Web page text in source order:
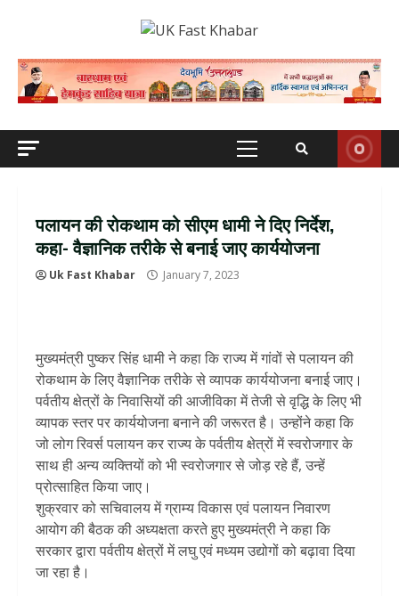
Primary
पलायन की रोकथाम को सीएम धामी ने दिए निर्देश,
कहा- वैज्ञानिक तरीके से बनाई जाए कार्ययोजना
Uk Fast Khabar January 7, 2023
मुख्यमंत्री पुष्कर सिंह धामी ने कहा कि राज्य में गांवों से पलायन की
रोकथाम के लिए वैज्ञानिक तरीके से व्यापक कार्ययोजना बनाई जाए।
पर्वतीय क्षेत्रों के निवासियों की आजीविका में तेजी से वृद्धि के लिए भी
व्यापक स्तर पर कार्ययोजना बनाने की जरूरत है। उन्होंने कहा कि
जो लोग रिवर्स पलायन कर राज्य के पर्वतीय क्षेत्रों में स्वरोजगार के
साथ ही अन्य व्यक्तियों को भी स्वरोजगार से जोड़ रहे हैं, उन्हें
प्रोत्साहित किया जाए।
शुक्रवार को सचिवालय में ग्राम्य विकास एवं पलायन निवारण
आयोग की बैठक की अध्यक्षता करते हुए मुख्यमंत्री ने कहा कि
सरकार द्वारा पर्वतीय क्षेत्रों में लघु एवं मध्यम उद्योगों को बढ़ावा दिया
जा रहा है।